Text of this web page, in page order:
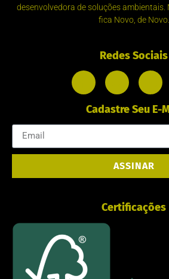
desenvolvedora de soluções ambientais.
fica Novo, de Novo.
Redes Sociais
Cadastre Seu E-
ASSINAR
Certificações